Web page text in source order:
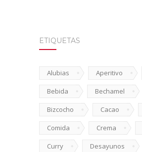
ETIQUETAS
Alubias Aperitivo
Bebida Bechamel
Bizcocho Cacao
Comida Crema
Curry Desayunos